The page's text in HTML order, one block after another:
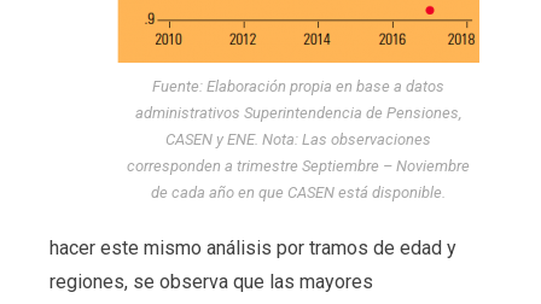
Fuente: Elaboración propia en base a datos
administrativos Superintendencia de Pensiones,
CASEN y ENE. Nota: Las observaciones
corresponden a trimestre Septiembre – Noviembre
de cada año en que CASEN está disponible.
hacer este mismo análisis por tramos de edad y
regiones, se observa que las mayores